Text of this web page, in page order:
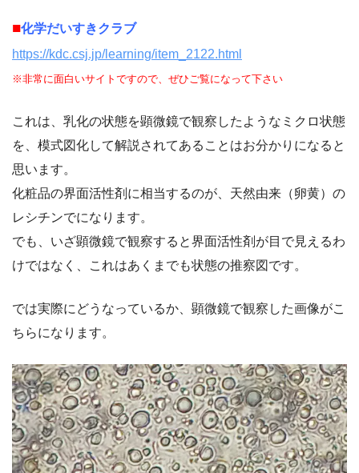
■化学だいすきクラブ
https://kdc.csj.jp/learning/item_2122.html
※非常に面白いサイトですので、ぜひご覧になって下さい
これは、乳化の状態を顕微鏡で観察したようなミクロ状態
を、模式図化して解説されてあることはお分かりになると
思います。
化粧品の界面活性剤に相当するのが、天然由来（卵黄）の
レシチンでになります。
でも、いざ顕微鏡で観察すると界面活性剤が目で見えるわ
けではなく、これはあくまでも状態の推察図です。
では実際にどうなっているか、顕微鏡で観察した画像がこ
ちらになります。